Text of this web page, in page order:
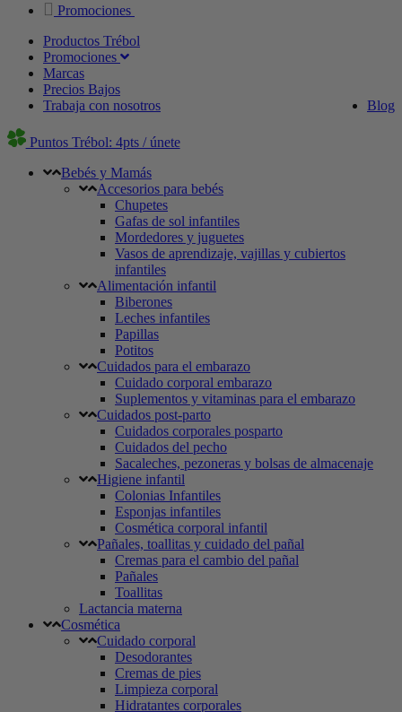
Promociones
Productos Trébol
Promociones
Marcas
Precios Bajos
Blog
Trabaja con nosotros
Puntos Trébol: 4pts / únete
Bebés y Mamás
Accesorios para bebés
Chupetes
Gafas de sol infantiles
Mordedores y juguetes
Vasos de aprendizaje, vajillas y cubiertos
infantiles
Alimentación infantil
Biberones
Leches infantiles
Papillas
Potitos
Cuidados para el embarazo
Cuidado corporal embarazo
Suplementos y vitaminas para el embarazo
Cuidados post-parto
Cuidados corporales posparto
Cuidados del pecho
Sacaleches, pezoneras y bolsas de almacenaje
Higiene infantil
Colonias Infantiles
Esponjas infantiles
Cosmética corporal infantil
Pañales, toallitas y cuidado del pañal
Cremas para el cambio del pañal
Pañales
Toallitas
Lactancia materna
Cosmética
Cuidado corporal
Desodorantes
Cremas de pies
Limpieza corporal
Hidratantes corporales